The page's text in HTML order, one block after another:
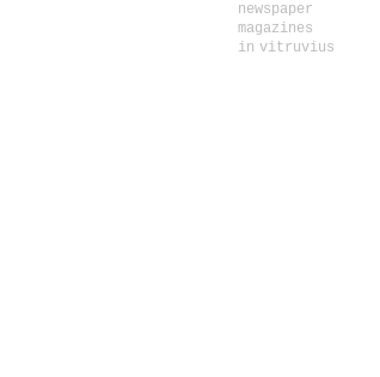
newspaper
magazines
in vitruvius